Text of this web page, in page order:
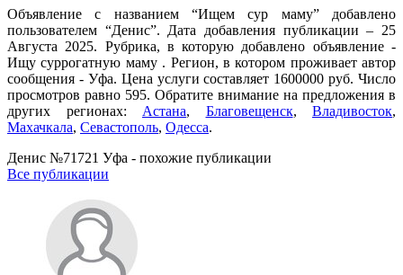
Объявление с названием “Ищем сур маму” добавлено
пользователем “Денис”. Дата добавления публикации – 25
Августа 2025. Рубрика, в которую добавлено объявление -
Ищу суррогатную маму . Регион, в котором проживает автор
сообщения - Уфа. Цена услуги составляет 1600000 руб. Число
просмотров равно 595. Обратите внимание на предложения в
других регионах: Астана, Благовещенск, Владивосток,
Махачкала, Севастополь, Одесса.
Денис №71721 Уфа - похожие публикации
Все публикации